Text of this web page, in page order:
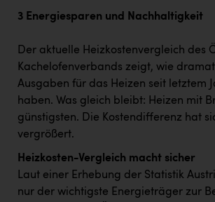
3 Energiesparen und Nachhaltigkeit
Der aktuelle Heizkostenvergleich des
Kachelofenverbands zeigt, wie
Ausgaben für das Heizen seit letztem
haben. Was gleich bleibt: Heizen mit
günstigsten. Die Kostendifferenz hat
vergrößert.
Heizkosten-Vergleich macht sicher
Laut einer Erhebung der Statistik
nur der wichtigste Energieträger zur